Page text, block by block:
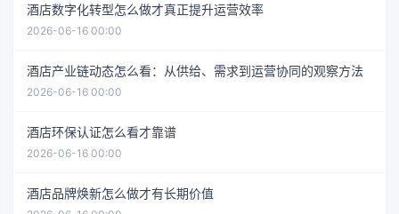
酒店数字化转型怎么做才真正提升运营效率
2026-06-16 00:00
酒店产业链动态怎么看：从供给、需求到运营协同的观察方法
2026-06-16 00:00
酒店环保认证怎么看才靠谱
2026-06-16 00:00
酒店品牌焕新怎么做才有长期价值